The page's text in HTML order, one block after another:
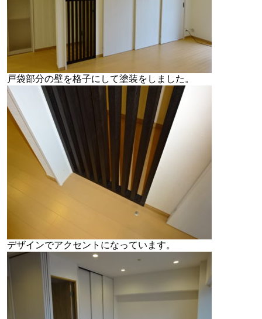
戸袋部分の壁を格子にして塗装をしました。
デザインでアクセントになっています。